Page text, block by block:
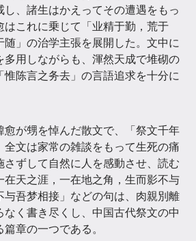
し、諸生はかえってその遭遇をもっ
はこれに乗じて「业精于勤，荒于
随」の治学主張を展開した。文中に
多用しながらも、渾然天成で堆砌の
惟陈言之务去」の言語追求を十分に
愈が甥を悼んだ散文で、「祭文千年
全文は家常の雑談をもって生死の痛
さずして自然に人を感動させ、読む
在天之涯，一在地之角，生而影不与
与吾梦相接」などの句は、肉親別離
なく書き尽くし、中国古代祭文の中
章の一つである。